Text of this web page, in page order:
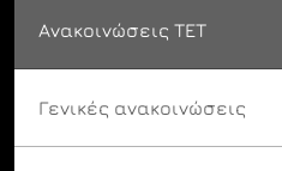
Ανακοινώσεις ΤΕΤ
Γενικές ανακοινώσεις